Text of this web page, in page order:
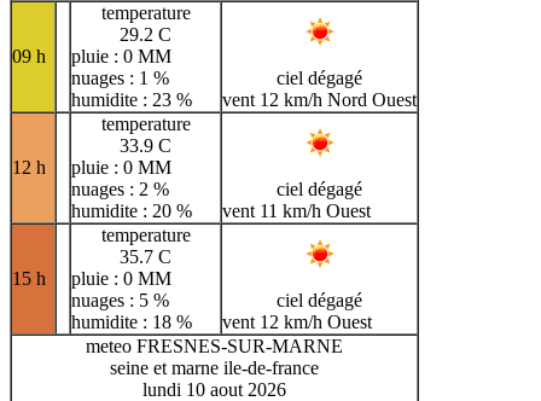
09 h
temperature
29.2 C
pluie : 0 MM
nuages : 1 %
humidite : 23 %
ciel dégagé
vent 12 km/h Nord Ouest
12 h
temperature
33.9 C
pluie : 0 MM
nuages : 2 %
humidite : 20 %
ciel dégagé
vent 11 km/h Ouest
15 h
temperature
35.7 C
pluie : 0 MM
nuages : 5 %
humidite : 18 %
ciel dégagé
vent 12 km/h Ouest
meteo FRESNES-SUR-MARNE
seine et marne ile-de-france
lundi 10 aout 2026